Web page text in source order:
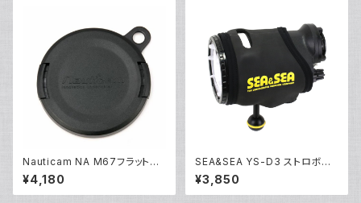
Nauticam NA M67フラットポ
ートキャップ [20480]
¥4,180
SEA&SEA YS-D3 ストロボカ
バー [51291]
¥3,850